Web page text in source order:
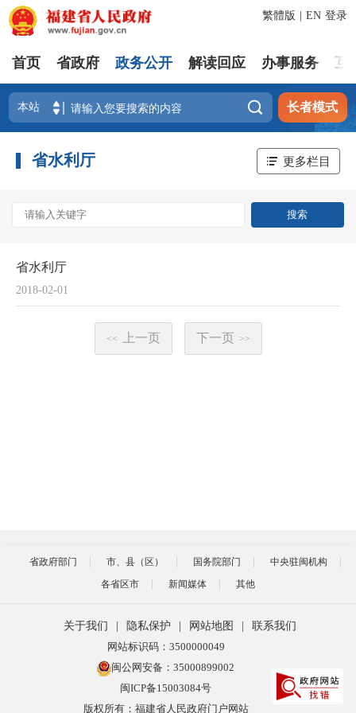
登录
繁體版 EN
首页 省政府 政务公开 解读回应 办事服务 互
 长者模式
省水利厅 更多栏目
2018-02-01
省水利厅
<< 上一页 下一页 >>
省政府部门 市、县（区） 国务院部门
中央驻闽机构
各省区市
新闻媒体 其他
关于我们 隐私保护 网站地图
联系我们
网站标识码：3500000049
闽公网安备：35000899002
闽ICP备15003084号
版权所有：福建省人民政府门户网站